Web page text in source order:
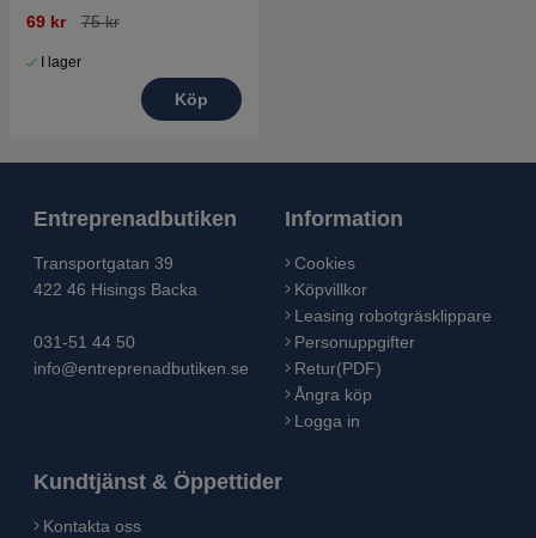
69 kr 75 kr
I lager
Köp
Entreprenadbutiken
Transportgatan 39
422 46 Hisings Backa
031-51 44 50
info@entreprenadbutiken.se
Information
Cookies
Köpvillkor
Leasing robotgräsklippare
Personuppgifter
Retur(PDF)
Ångra köp
Logga in
Kundtjänst & Öppettider
Kontakta oss